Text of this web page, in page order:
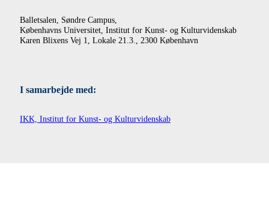
Balletsalen, Søndre Campus,
Københavns Universitet, Institut for Kunst- og Kulturvidenskab
Karen Blixens Vej 1, Lokale 21.3., 2300 København
I samarbejde med:
IKK, Institut for Kunst- og Kulturvidenskab